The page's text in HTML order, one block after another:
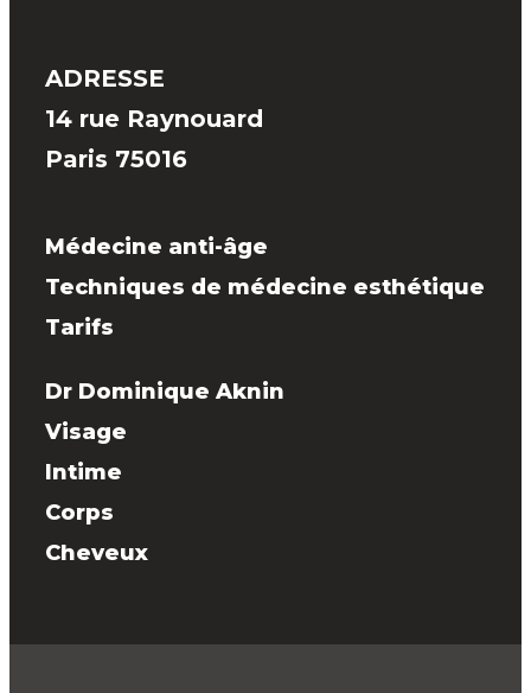
ADRESSE
14 rue Raynouard
Paris 75016
Médecine anti-âge
Techniques de médecine esthétique
Tarifs
Dr Dominique Aknin
Visage
Intime
Corps
Cheveux